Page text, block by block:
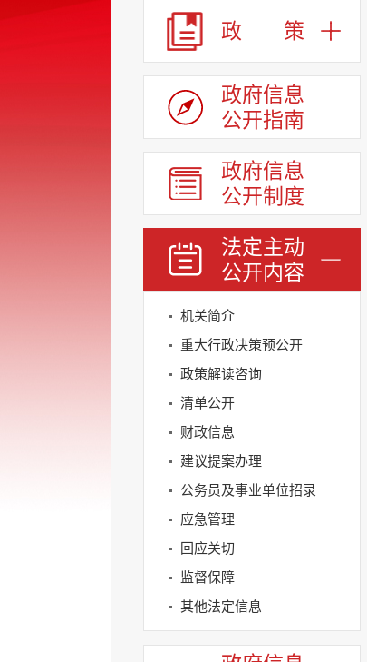
政 策
政府信息
公开指南
政府信息
公开制度
法定主动
公开内容
机关简介
重大行政决策预公开
政策解读咨询
清单公开
财政信息
建议提案办理
公务员及事业单位招录
应急管理
回应关切
监督保障
其他法定信息